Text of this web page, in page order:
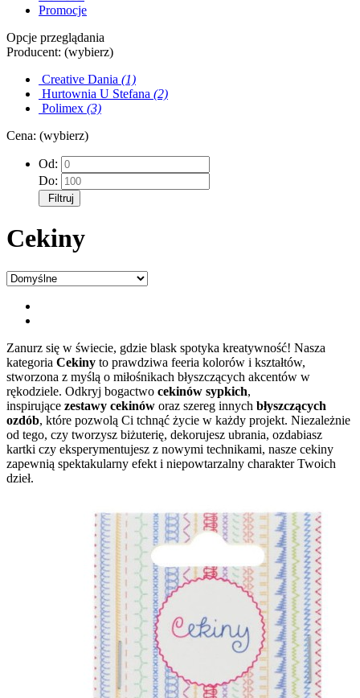
Promocje
Opcje przeglądania
Producent: (wybierz)
Creative Dania (1)
Hurtownia U Stefana (2)
Polimex (3)
Cena: (wybierz)
Od:
Do:
Filtruj
Cekiny
Zanurz się w świecie, gdzie blask spotyka kreatywność! Nasza
kategoria Cekiny to prawdziwa feeria kolorów i kształtów,
stworzona z myślą o miłośnikach błyszczących akcentów w
rękodziele. Odkryj bogactwo cekinów sypkich,
inspirujące zestawy cekinów oraz szereg innych błyszczących
ozdób, które pozwolą Ci tchnąć życie w każdy projekt. Niezależnie
od tego, czy tworzysz biżuterię, dekorujesz ubrania, ozdabiasz
kartki czy eksperymentujesz z nowymi technikami, nasze cekiny
zapewnią spektakularny efekt i niepowtarzalny charakter Twoich
dzieł.